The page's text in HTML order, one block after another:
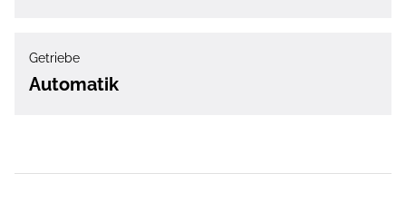
Getriebe
Automatik